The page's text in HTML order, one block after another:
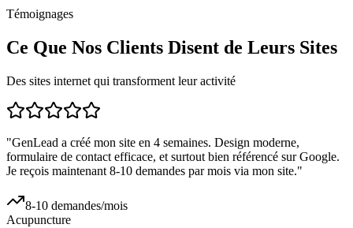
Témoignages
Ce Que Nos Clients Disent de Leurs Sites
Des sites internet qui transforment leur activité
"GenLead a créé mon site en 4 semaines. Design moderne,
formulaire de contact efficace, et surtout bien référencé sur Google.
Je reçois maintenant 8-10 demandes par mois via mon site."
8-10 demandes/mois
Acupuncture